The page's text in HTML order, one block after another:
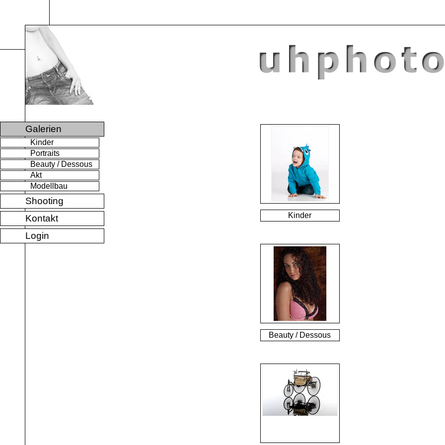
Galerien
Kinder
Portraits
Beauty / Dessous
Akt
Modellbau
Shooting
Kontakt
Login
Kinder
Beauty / Dessous